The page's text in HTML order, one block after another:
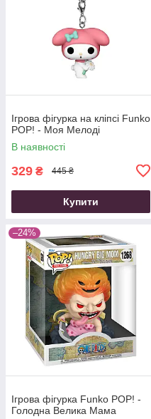
Ігрова фігурка на кліпсі Funko
POP! - Моя Мелоді
В наявності
329 ₴ 445 ₴
Купити
–24%
Ігрова фігурка Funko POP! -
Голодна Велика Мама